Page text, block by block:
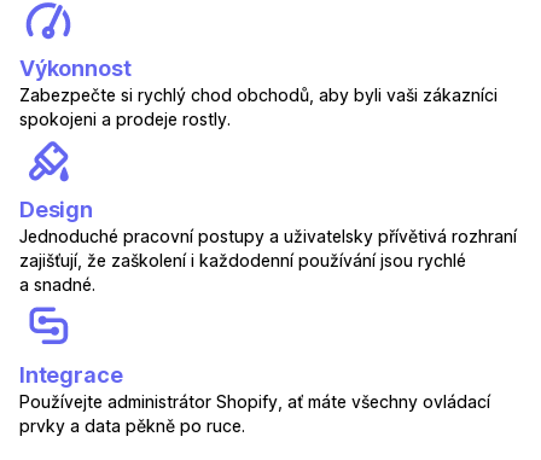
Výkonnost
Zabezpečte si rychlý chod obchodů, aby byli vaši zákazníci
spokojeni a prodeje rostly.
Design
Jednoduché pracovní postupy a uživatelsky přívětivá rozhraní
zajišťují, že zaškolení i každodenní používání jsou rychlé
a snadné.
Integrace
Používejte administrátor Shopify, ať máte všechny ovládací
prvky a data pěkně po ruce.